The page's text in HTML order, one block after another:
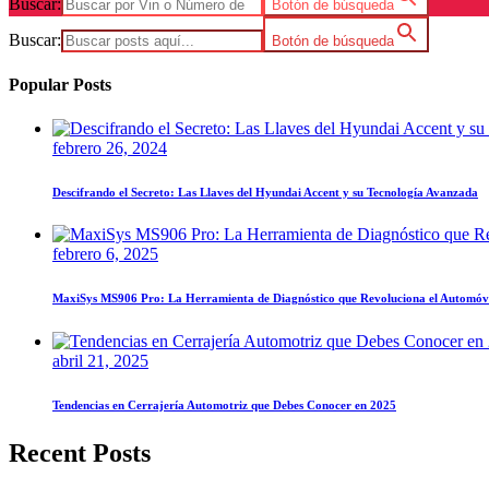
Buscar: Botón de búsqueda
Buscar: Botón de búsqueda
Popular Posts
febrero 26, 2024
Descifrando el Secreto: Las Llaves del Hyundai Accent y su Tecnología Avanzada
febrero 6, 2025
MaxiSys MS906 Pro: La Herramienta de Diagnóstico que Revoluciona el
abril 21, 2025
Tendencias en Cerrajería Automotriz que Debes Conocer en 2025
Recent Posts